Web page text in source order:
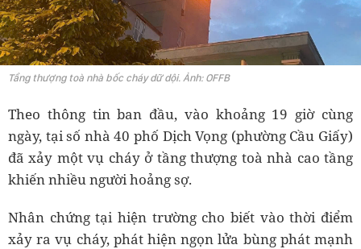
Tầng thượng toà nhà bốc cháy dữ dội. Ảnh: OFFB
Theo thông tin ban đầu, vào khoảng 19 giờ cùng
ngày, tại số nhà 40 phố Dịch Vọng (phường Cầu Giấy)
đã xảy một vụ cháy ở tầng thượng toà nhà cao tầng
khiến nhiều người hoảng sợ.
Nhân chứng tại hiện trường cho biết vào thời điểm
xảy ra vụ cháy, phát hiện ngọn lửa bùng phát mạnh